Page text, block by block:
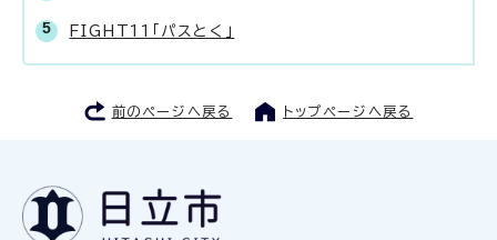
FIGHT11「パスとく」
前のページへ戻る トップページへ戻る